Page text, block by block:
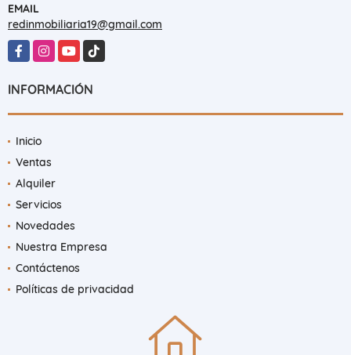
EMAIL
redinmobiliaria19@gmail.com
FacebookInstagramYouTubeTikTok
INFORMACIÓN
Inicio
Ventas
Alquiler
Servicios
Novedades
Nuestra Empresa
Contáctenos
Políticas de privacidad